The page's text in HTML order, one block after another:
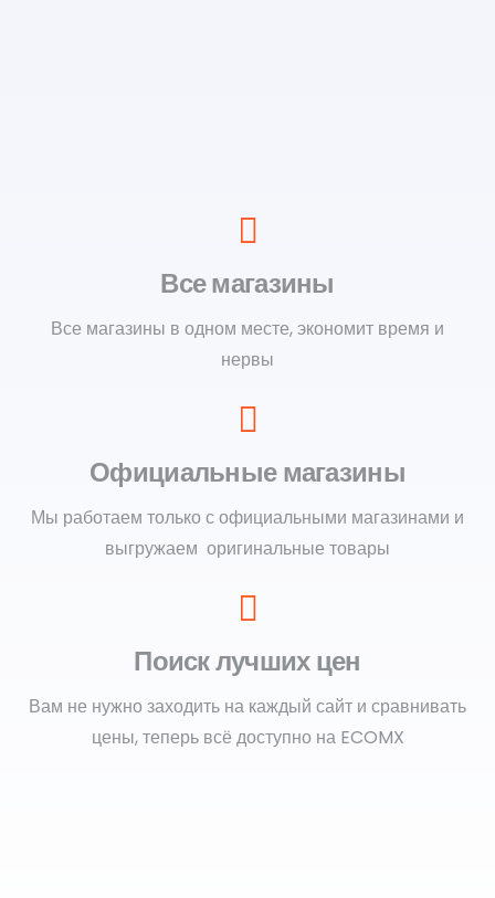
Все магазины
Все магазины в одном месте, экономит время и
нервы
Официальные магазины
Мы работаем только с официальными магазинами и
выгружаем оригинальные товары
Поиск лучших цен
Вам не нужно заходить на каждый сайт и сравнивать
цены, теперь всё доступно на ECOMX